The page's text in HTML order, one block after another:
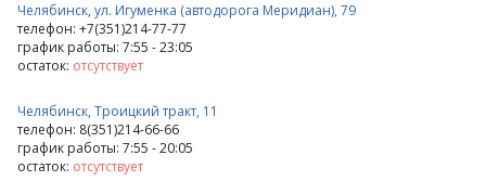
Челябинск, ул. Игуменка (автодорога Меридиан), 79
телефон: +7(351)214-77-77
график работы: 7:55 - 23:05
остаток: отсутствует
Челябинск, Троицкий тракт, 11
телефон: 8(351)214-66-66
график работы: 7:55 - 20:05
остаток: отсутствует